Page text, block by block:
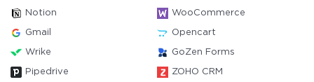
Notion WooCommerce
Gmail Opencart
Wrike GoZen Forms
Pipedrive ZOHO CRM